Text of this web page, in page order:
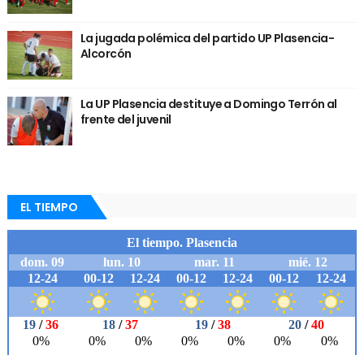
La jugada polémica del partido UP Plasencia-
Alcorcón
La UP Plasencia destituye a Domingo Terrón al
frente del juvenil
EL TIEMPO